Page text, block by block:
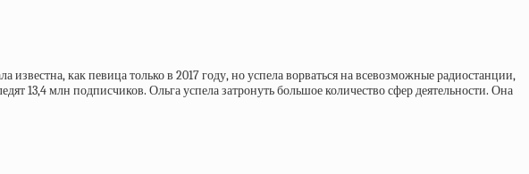
как певица только в 2017 году, но успела ворваться на всевозможные радиостанции,
13,4 млн подписчиков. Ольга успела затронуть большое количество сфер деятельности. Она